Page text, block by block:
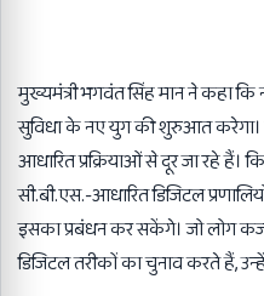
मुख्यमंत्री भगवंत सिंह मान ने कहा कि
सुविधा के नए युग की शुरुआत करेगा।
आधारित प्रक्रियाओं से दूर जा रहे
सी.बी.एस.-आधारित डिजिटल
इसका प्रबंधन कर सकेंगे। जो लोग
डिजिटल तरीकों का चुनाव करते हैं,